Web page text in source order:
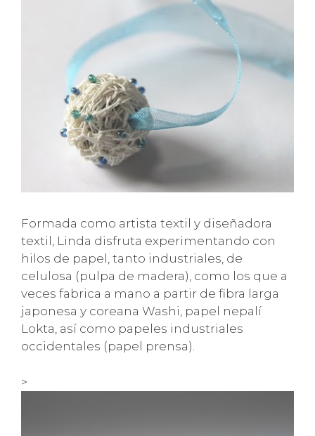
Formada como artista textil y diseñadora
textil, Linda disfruta experimentando con
hilos de papel, tanto industriales, de
celulosa (pulpa de madera), como los que a
veces fabrica a mano a partir de fibra larga
japonesa y coreana Washi, papel nepalí
Lokta, así como papeles industriales
occidentales (papel prensa).
>